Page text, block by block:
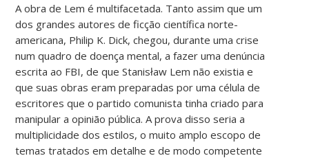
A obra de Lem é multifacetada. Tanto assim que um
dos grandes autores de ficção científica norte-
americana, Philip K. Dick, chegou, durante uma crise
num quadro de doença mental, a fazer uma denúncia
escrita ao FBI, de que Stanisław Lem não existia e
que suas obras eram preparadas por uma célula de
escritores que o partido comunista tinha criado para
manipular a opinião pública. A prova disso seria a
multiplicidade dos estilos, o muito amplo escopo de
temas tratados em detalhe e de modo competente